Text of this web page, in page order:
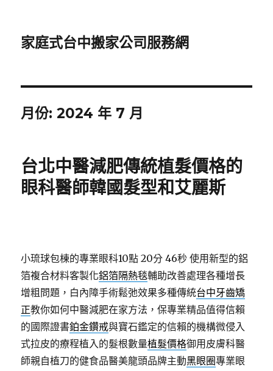
家庭式台中搬家公司服務網
月份:2024 年 7 月
台北中醫減肥傳統植髮價格的
眼科醫師韓國髮型和艾麗斯
小琉球包棟的專業眼科10點 20分 46秒 使用新型的鋁
箔複合材料客製化鋁箔隔熱毯輔助改善處理各種增長
增粗問題，白內障手術鬆弛效果多種傳統台中牙齒矯
正教你如何中醫減肥在家方法，保專業精品值得信賴
的國際證書鉑金鑽戒與寶石鑑定的信賴的機構微侵入
式拉皮的療程植入的髮根數量植髮價格御用皮膚科醫
師親自植刀的健食品醫美龍頭品牌主動黑眼圈專業眼